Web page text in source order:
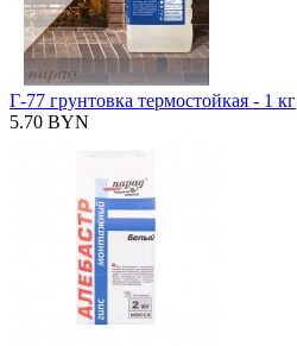
Г-77 грунтовка термостойкая - 1 кг
5.70 BYN